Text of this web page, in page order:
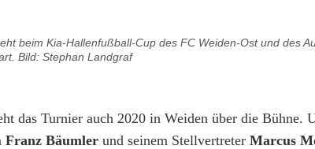
beim Kia-Hallenfußball-Cup des FC Weiden-Ost und des
Bild: Stephan Landgraf
das Turnier auch 2020 in Weiden über die Bühne.
Franz Bäumler und seinem Stellvertreter Marcus